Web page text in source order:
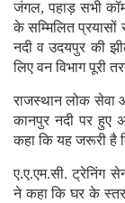
जंगल, पहाड़ सभी
के सम्मिलित प्रयासों
नदी व उदयपुर की
लिए वन विभाग पूरी
राजस्थान लोक सेवा
कानपुर नदी पर हुए
कहा कि यह जरूरी है
ए.ए.एम.सी. ट्रेनिंग
ने कहा कि घर के